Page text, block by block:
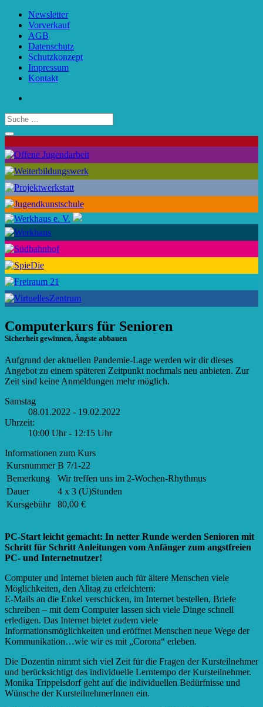
Newsletter
Vorverkauf
AGB
Datenschutz
Schutzkonzept
Impressum
Kontakt
Computerkurs für Senioren
Sicherheit gewinnen, Ängste abbauen
Aufgrund der aktuellen Pandemie-Lage werden wir dir dieses
Angebot zu einem späteren Zeitpunkt nochmals neu anbieten. Zur
Zeit sind keine Anmeldungen mehr möglich.
Samstag
08.01.2022 - 19.02.2022
Uhrzeit:
10:00 Uhr - 12:15 Uhr
Informationen zum Kurs
Kursnummer B 7/1-22
Bemerkung
Wir treffen uns im 2-Wochen-Rhythmus
Dauer
4 x 3 (U)Stunden
Kursgebühr
80,00 €
PC-Start leicht gemacht: In netter Runde werden Senioren mit
Schritt für Schritt Anleitungen vom Anfänger zum angstfreien
PC- und Internetnutzer!
Computer und Internet bieten auch für ältere Menschen viele
Möglichkeiten, den Alltag zu erleichtern:
E-Mails an die Enkel verschicken, im Internet bestellen, Briefe
schreiben – mit dem Computer lassen sich viele Dinge schnell
erledigen. Das Internet bietet zudem viele
Informationsmöglichkeiten und eröffnet Menschen neue Wege der
Kommunikation…wie wir es mit „Corona“ erleben.
Die Dozentin nimmt sich viel Zeit für die Fragen der Kursteilnehmer
und berücksichtigt das individuelle Lerntempo der Kursteilnehmer.
Monika Trippelsdorf geht auf die individuellen Bedürfnisse und
Wünsche der KursteilnehmerInnen ein.